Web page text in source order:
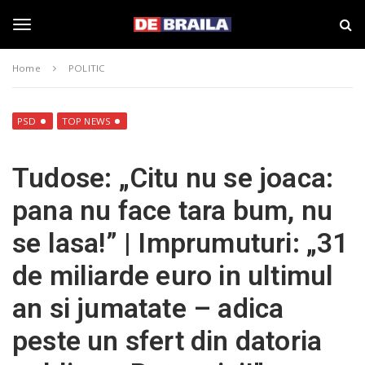
g
l
e
n
i
a
a
–
d
e
b
r
a
i
l
a
.
r
Home POLITIC
PSD TOP NEWS
Tudose: „Citu nu se joaca:
pana nu face tara bum, nu
se lasa!” | Imprumuturi: „31
de miliarde euro in ultimul
an si jumatate – adica
peste un sfert din datoria